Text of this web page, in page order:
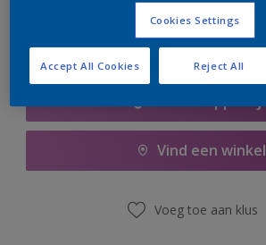
Vind een winkel
Voeg toe aan klus
Cookies Settings
Reject All
Accept All Cookies